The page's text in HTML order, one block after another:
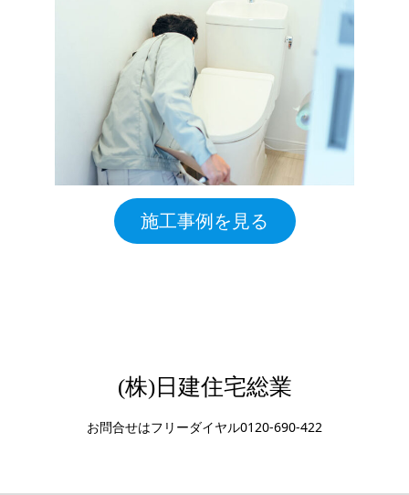
施工事例を見る
(株)日建住宅総業
お問合せはフリーダイヤル0120-690-422